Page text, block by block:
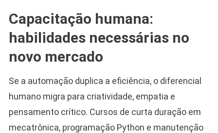
Capacitação humana:
habilidades necessárias no
novo mercado
Se a automação duplica a eficiência, o diferencial
humano migra para criatividade, empatia e
pensamento crítico. Cursos de curta duração em
mecatrônica, programação Python e manutenção